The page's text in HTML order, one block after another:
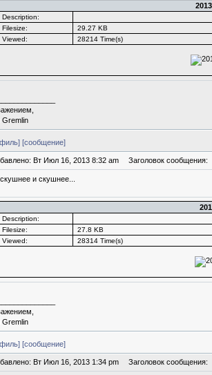
Description:
Filesize:
29.27 KB
Viewed:
28214 Time(s)
[сообщение]
Вт Июл 16, 2013 8:32 am Заголовок сообщения:
и скушнее...
Description:
Filesize:
27.8 KB
Viewed:
28314 Time(s)
[сообщение]
Вт Июл 16, 2013 1:34 pm Заголовок сообщения: